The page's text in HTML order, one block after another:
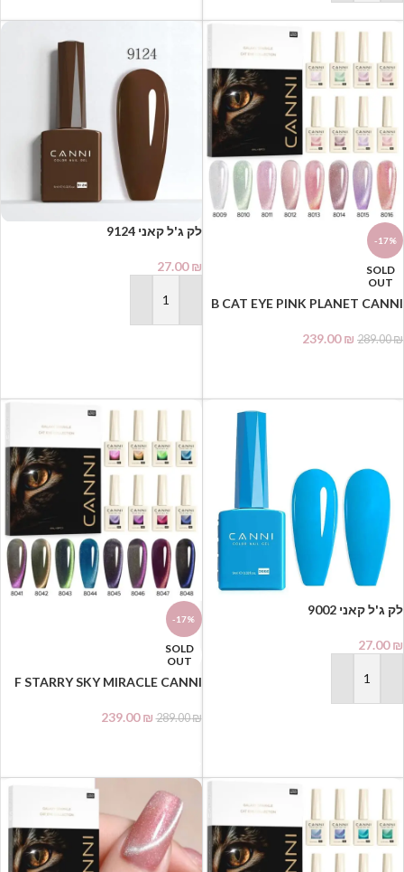
-17%
SOLD
OUT
B CAT EYE PINK PLANET CANNI
מגנט Hema free
289.00₪
239.00₪
⁦⁦⁦⁦⁦⁦⁦⁦⁦⁦⁦⁦⁦⁦⁦⁦⁦⁦⁦⁦⁦⁦⁦⁦⁦⁦⁦⁦⁦⁦⁦⁦⁦⁦לק ג'ל קאני 9124
27.00₪
הוספה לסל
27.00₪
הוספה לסל
-17%
SOLD
OUT
F STARRY SKY MIRACLE CANNI
מגנט Hema free
289.00₪
239.00₪